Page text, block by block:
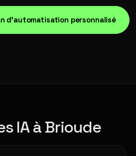
d'automatisation personnalisé
IA à Brioude